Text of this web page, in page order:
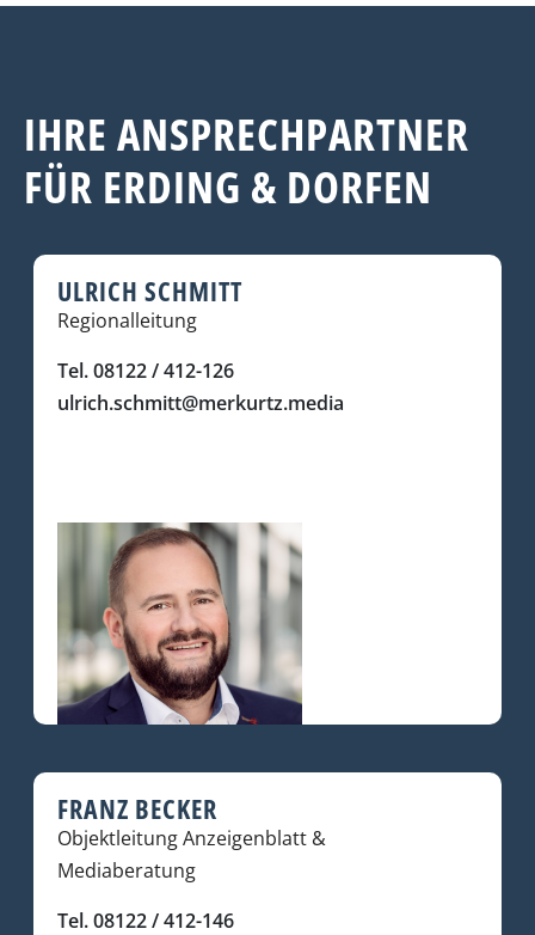
IHRE ANSPRECHPARTNER
FÜR ERDING & DORFEN
ULRICH SCHMITT
Regionalleitung
Tel. 08122 / 412-126
ulrich.schmitt@merkurtz.media
FRANZ BECKER
Objektleitung Anzeigenblatt &
Mediaberatung
Tel. 08122 / 412-146